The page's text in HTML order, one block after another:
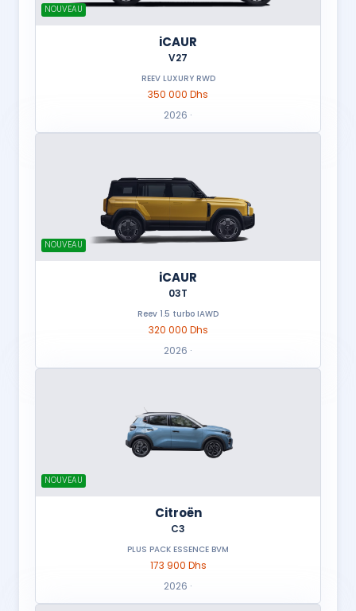
NOUVEAU
iCAUR
V27
REEV LUXURY RWD
350 000 Dhs
2026 ·
NOUVEAU
iCAUR
03T
Reev 1.5 turbo IAWD
320 000 Dhs
2026 ·
NOUVEAU
Citroën
C3
PLUS PACK ESSENCE BVM
173 900 Dhs
2026 ·